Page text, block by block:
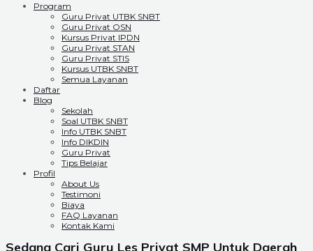
Program
Guru Privat UTBK SNBT
Guru Privat OSN
Kursus Privat IPDN
Guru Privat STAN
Guru Privat STIS
Kursus UTBK SNBT
Semua Layanan
Daftar
Blog
Sekolah
Soal UTBK SNBT
Info UTBK SNBT
Info DIKDIN
Guru Privat
Tips Belajar
Profil
About Us
Testimoni
Biaya
FAQ Layanan
Kontak Kami
Sedang Cari Guru Les Privat SMP Untuk Daerah